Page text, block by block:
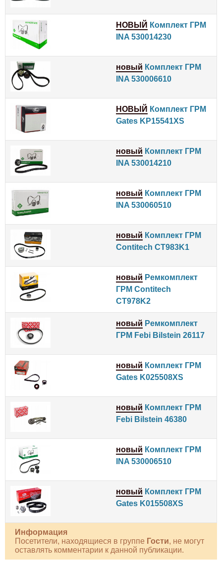
НОВЫЙ Комплект ГРМ
INA 530014230
новый Комплект ГРМ
INA 530006610
НОВЫЙ Комплект ГРМ
Gates KP15541XS
новый Комплект ГРМ
INA 530014210
новый Комплект ГРМ
INA 530060510
новый Комплект ГРМ
Contitech CT983K1
новый Ремкомплект
ГРМ Contitech
CT978K2
новый Ремкомплект
ГРМ Febi Bilstein 26117
новый Комплект ГРМ
Gates K025508XS
новый Комплект ГРМ
Febi Bilstein 46380
новый Комплект ГРМ
INA 530006510
новый Комплект ГРМ
Gates K015508XS
Информация
Посетители, находящиеся в группе Гости, не могут
оставлять комментарии к данной публикации.